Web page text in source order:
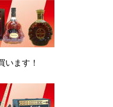
います！